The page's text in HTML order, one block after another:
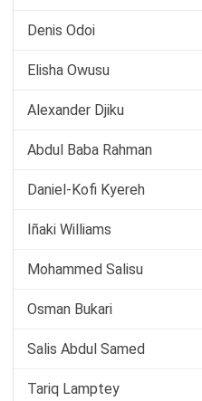
Denis Odoi
Elisha Owusu
Alexander Djiku
Abdul Baba Rahman
Daniel-Kofi Kyereh
Iñaki Williams
Mohammed Salisu
Osman Bukari
Salis Abdul Samed
Tariq Lamptey